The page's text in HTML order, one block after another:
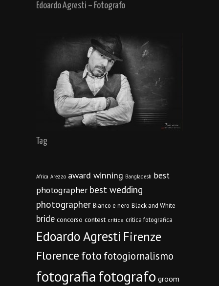
Edoardo Agresti – Fotografo
Tag
Africa Arezzo award winning Bangladesh best
photographer best wedding
photographer Bianco e nero Black and White
bride concorso contest critica critica fotografica
Edoardo Agresti Firenze
Florencefoto fotogiornalismo
fotografiafotografo groom